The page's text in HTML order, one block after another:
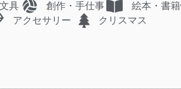
具 創作・手仕事 絵本・書籍
アクセサリー クリスマス